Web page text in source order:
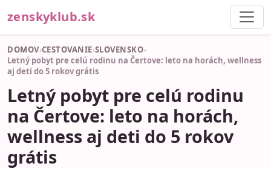
zenskyklub.sk
DOMOV›CESTOVANIE›SLOVENSKO›
Letný pobyt pre celú rodinu na Čertove: leto na horách, wellness
aj deti do 5 rokov grátis
Letný pobyt pre celú rodinu
na Čertove: leto na horách,
wellness aj deti do 5 rokov
grátis